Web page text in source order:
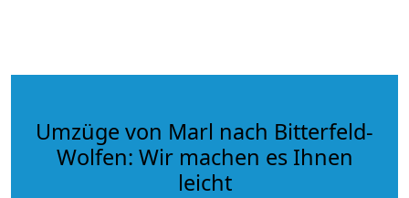
Umzüge von Marl nach Bitterfeld-
Wolfen: Wir machen es Ihnen
leicht